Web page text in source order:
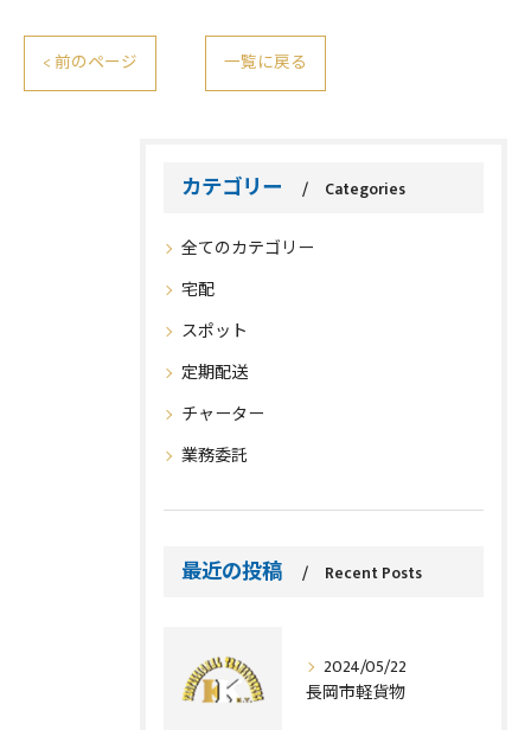
< 前のページ 一覧に戻る
カテゴリー Categories
全てのカテゴリー
宅配
スポット
定期配送
チャーター
業務委託
最近の投稿 Recent Posts
2024/05/22
長岡市軽貨物